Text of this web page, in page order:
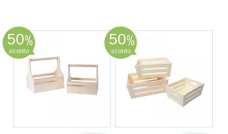
50
sconto
50
sconto